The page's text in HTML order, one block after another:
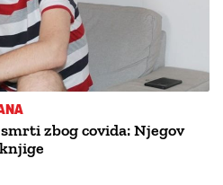
zbog covida: Njegov